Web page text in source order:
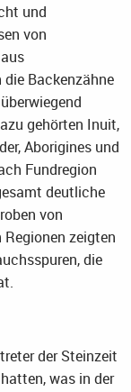
und
von
Backenzähne
gehörten Inuit,
Aborigines und
Fundregion
deutliche
von
zeigten
die
der Steinzeit
was in der